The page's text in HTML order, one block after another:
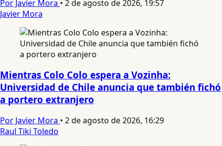
Por Javier Mora • 2 de agosto de 2026, 19:57
Javier Mora
Mientras Colo Colo espera a Vozinha:
Universidad de Chile anuncia que también fichó
a portero extranjero
Por Javier Mora • 2 de agosto de 2026, 16:29
Raul Tiki Toledo